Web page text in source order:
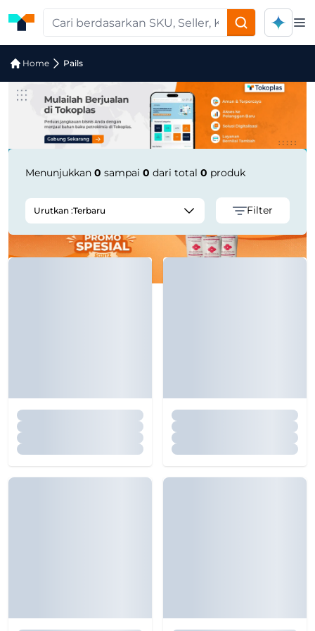
Home Pails
Pencarian Produk "pails" di Tokoplas
Menunjukkan 0 sampai 0 dari total 0 produk
Urutkan :Terbaru Filter